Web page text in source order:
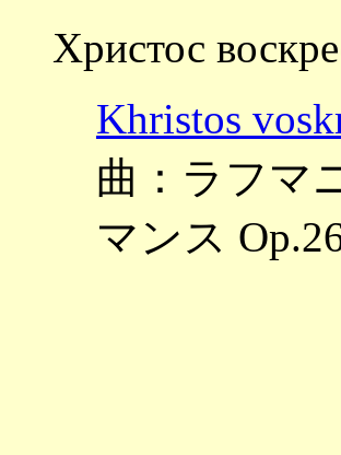
Христос
Khristos
曲：ラフマ
マンス